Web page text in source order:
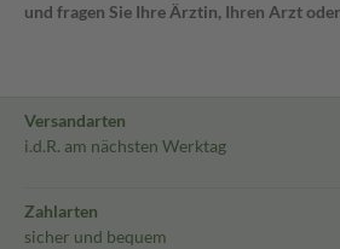
und fragen Sie Ihre Ärztin, Ihren Arzt
Versandarten
i.d.R. am nächsten Werktag
Zahlarten
sicher und bequem